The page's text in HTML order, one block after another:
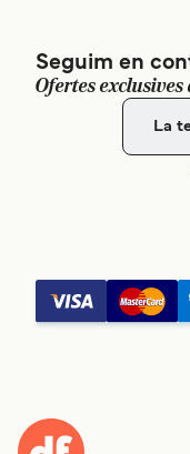
Seguim en
Ofertes